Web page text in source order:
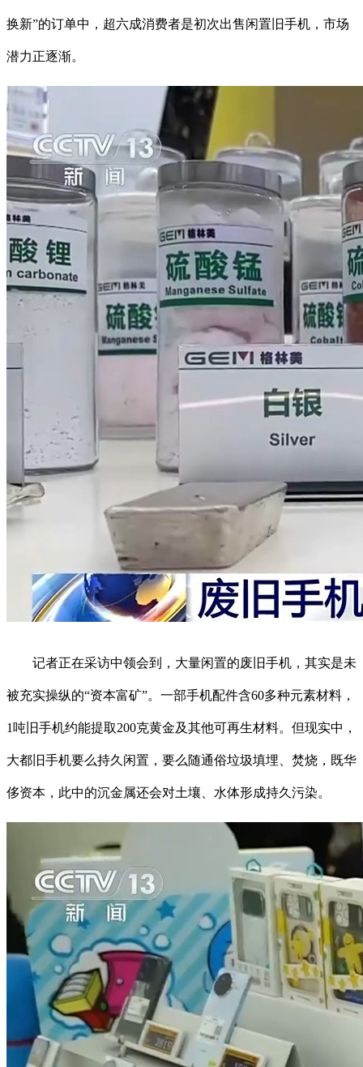
换新”的订单中，超六成消费者是初次出售闲置旧手机，市场
潜力正逐渐。
记者正在采访中领会到，大量闲置的废旧手机，其实是未
被充实操纵的“资本富矿”。一部手机配件含60多种元素材料，
1吨旧手机约能提取200克黄金及其他可再生材料。但现实中，
大都旧手机要么持久闲置，要么随通俗垃圾填埋、焚烧，既华
侈资本，此中的沉金属还会对土壤、水体形成持久污染。